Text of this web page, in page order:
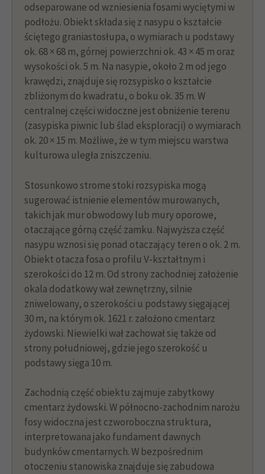
odseparowane od wzniesienia fosami wyciętymi w
podłożu. Obiekt składa się z nasypu o kształcie
ściętego graniastosłupa, o wymiarach u podstawy
ok. 68 × 68 m, górnej powierzchni ok. 43 × 45 m oraz
wysokości ok. 5 m. Na nasypie, około 2 m od jego
krawędzi, znajduje się rozsypisko o kształcie
zbliżonym do kwadratu, o boku ok. 35 m. W
centralnej części widoczne jest obniżenie terenu
(zasypiska piwnic lub ślad eksploracji) o wymiarach
ok. 20 × 15 m. Możliwe, że w tym miejscu warstwa
kulturowa uległa zniszczeniu.
Stosunkowo strome stoki rozsypiska mogą
sugerować istnienie elementów murowanych,
takich jak mur obwodowy lub mury oporowe,
otaczające górną część zamku. Najwyższa część
nasypu wznosi się ponad otaczający teren o ok. 2 m.
Obiekt otacza fosa o profilu V-kształtnym i
szerokości do 12 m. Od strony zachodniej założenie
okala dodatkowy wał zewnętrzny, silnie
zniwelowany, o szerokości u podstawy sięgającej
30 m, na którym ok. 1621 r. założono cmentarz
żydowski. Niewielki wał zachował się także od
strony południowej, gdzie jego szerokość u
podstawy sięga 10 m.
Zachodnią część obiektu zajmuje zabytkowy
cmentarz żydowski. W północno-zachodnim narożu
fosy widoczna jest czworoboczna struktura,
interpretowana jako fundament dawnych
budynków cmentarnych. W bezpośrednim
otoczeniu stanowiska znajduje się zabudowa